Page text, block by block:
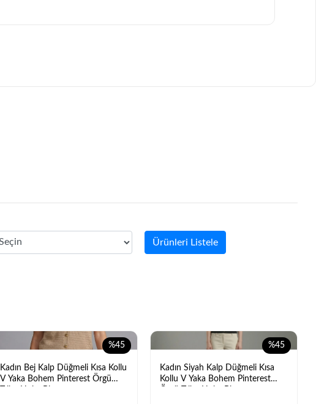
Ürünleri Listele
%45
Kadın Bej Kalp Düğmeli Kısa Kollu
V Yaka Bohem Pinterest Örgü
%45
Kadın Siyah Kalp Düğmeli Kısa
Kollu V Yaka Bohem Pinterest